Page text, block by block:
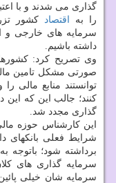
گذاری می شدند و با
را به اقتصاد
کشور
سرمایه های خارجی و
داشته باشیم.
وی تصریح کرد:
صورتی مشکل تامین
توانستند منابع مالی
کنند؛ جالب این که این
گذاری مجدد شد.
این کارشناس حوزه
شرایط فعلی بانکهای
برداشته شود؛ باتوجه
سرمایه گذاری های
سرمایه شان خیلی